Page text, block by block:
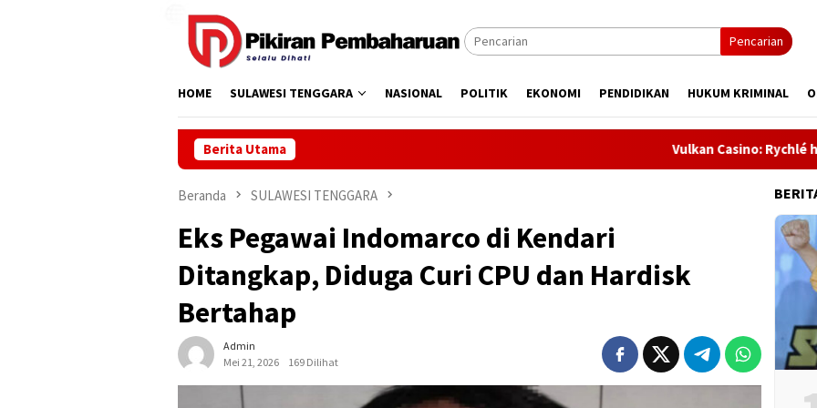
Pencarian
HOME SULAWESI TENGGARA NASIONAL POLITIK EKONOMI PENDIDIKAN HUKUM KRIMINAL
Berita Utama Vulkan Casino: Rychlé hry na
Beranda SULAWESI TENGGARA
Eks Pegawai Indomarco di Kendari
Ditangkap, Diduga Curi CPU dan Hardisk
Bertahap
Admin
Mei 21, 2026
169 Dilihat